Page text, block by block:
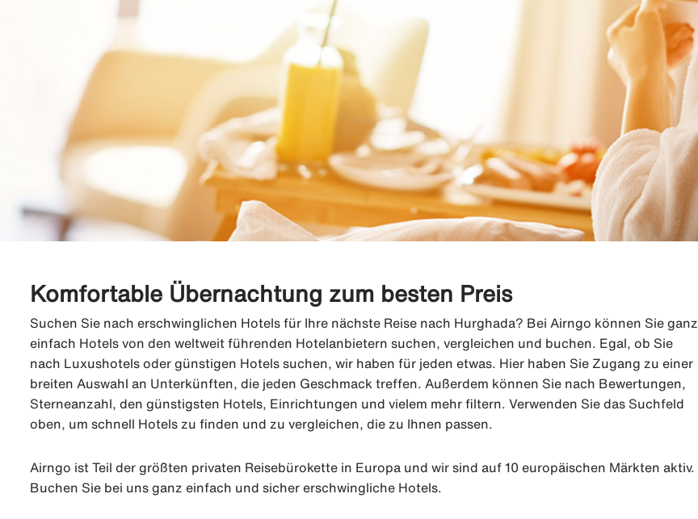
Komfortable Übernachtung zum besten Preis
Suchen Sie nach erschwinglichen Hotels für Ihre nächste Reise nach Hurghada? Bei Airngo können Sie ganz
einfach Hotels von den weltweit führenden Hotelanbietern suchen, vergleichen und buchen. Egal, ob Sie
nach Luxushotels oder günstigen Hotels suchen, wir haben für jeden etwas. Hier haben Sie Zugang zu einer
breiten Auswahl an Unterkünften, die jeden Geschmack treffen. Außerdem können Sie nach Bewertungen,
Sterneanzahl, den günstigsten Hotels, Einrichtungen und vielem mehr filtern. Verwenden Sie das Suchfeld
oben, um schnell Hotels zu finden und zu vergleichen, die zu Ihnen passen.
Airngo ist Teil der größten privaten Reisebürokette in Europa und wir sind auf 10 europäischen Märkten aktiv.
Buchen Sie bei uns ganz einfach und sicher erschwingliche Hotels.